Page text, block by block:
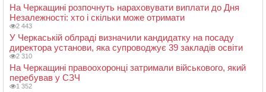
На Черкащині розпочнуть нараховувати виплати до Дня
Незалежності: хто і скільки може отримати
2 443
У Черкаській облраді визначили кандидатку на посаду
директора установи, яка супроводжує 39 закладів освіти
2 310
На Черкащині правоохоронці затримали військового, який
перебував у СЗЧ
1 352